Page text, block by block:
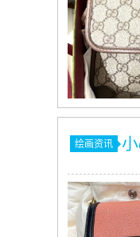
绘画资讯